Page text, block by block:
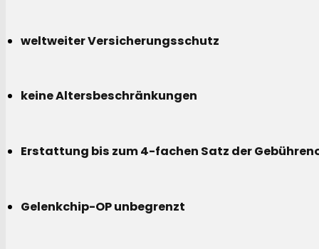
weltweiter Versicherungsschutz
keine Altersbeschränkungen
Erstattung bis zum 4-fachen Satz der
Gelenkchip-OP unbegrenzt